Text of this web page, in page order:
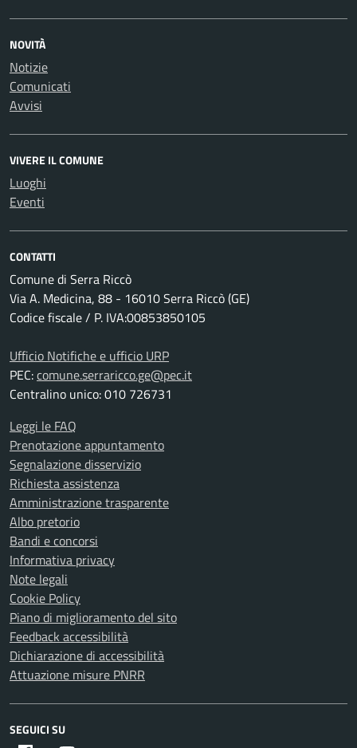
NOVITÀ
Notizie
Comunicati
Avvisi
VIVERE IL COMUNE
Luoghi
Eventi
CONTATTI
Comune di Serra Riccò
Via A. Medicina, 88 - 16010 Serra Riccò (GE)
Codice fiscale / P. IVA:00853850105
Ufficio Notifiche e ufficio URP
PEC:comune.serraricco.ge@pec.it
Centralino unico: 010 726731
Leggi le FAQ
Prenotazione appuntamento
Segnalazione disservizio
Richiesta assistenza
Amministrazione trasparente
Albo pretorio
Bandi e concorsi
Informativa privacy
Note legali
Cookie Policy
Piano di miglioramento del sito
Feedback accessibilità
Dichiarazione di accessibilità
Attuazione misure PNRR
SEGUICI SU